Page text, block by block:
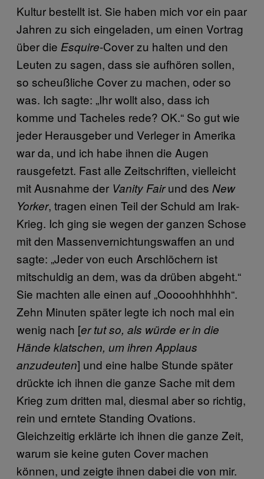
Kultur bestellt ist. Sie haben mich vor ein paar
Jahren zu sich eingeladen, um einen Vortrag
über die Esquire-Cover zu halten und den
Leuten zu sagen, dass sie aufhören sollen,
so scheußliche Cover zu machen, oder so
was. Ich sagte: „Ihr wollt also, dass ich
komme und Tacheles rede? OK.“ So gut wie
jeder Herausgeber und Verleger in Amerika
war da, und ich habe ihnen die Augen
rausgefetzt. Fast alle Zeitschriften, vielleicht
mit Ausnahme der Vanity Fairund des New
Yorker, tragen einen Teil der Schuld am Irak-
Krieg. Ich ging sie wegen der ganzen Schose
mit den Massenvernichtungswaffen an und
sagte: „Jeder von euch Arschlöchern ist
mitschuldig an dem, was da drüben abgeht.“
Sie machten alle einen auf „Ooooohhhhhh“.
Zehn Minuten später legte ich noch mal ein
wenig nach [er tut so, als würde er in die
Hände klatschen, um ihren Applaus
anzudeuten] und eine halbe Stunde später
drückte ich ihnen die ganze Sache mit dem
Krieg zum dritten mal, diesmal aber so richtig,
rein und erntete Standing Ovations.
Gleichzeitig erklärte ich ihnen die ganze Zeit,
warum sie keine guten Cover machen
können, und zeigte ihnen dabei die von mir.